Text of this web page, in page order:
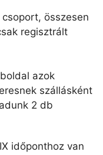
összesen
regisztrált
azok
szállásként
2 db
időponthoz van